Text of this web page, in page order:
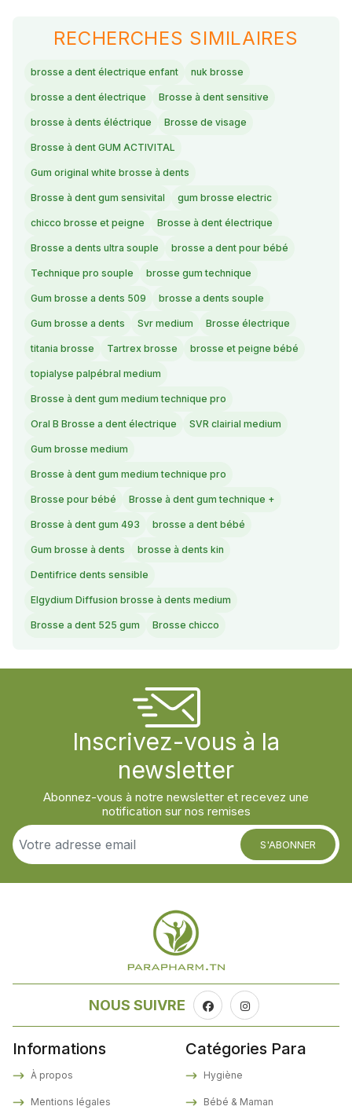
RECHERCHES SIMILAIRES
brosse a dent électrique enfant nuk brosse
brosse a dent électrique Brosse à dent sensitive
brosse à dents éléctrique Brosse de visage
Brosse à dent GUM ACTIVITAL
Gum original white brosse à dents
Brosse à dent gum sensivital gum brosse electric
chicco brosse et peigne Brosse à dent électrique
Brosse a dents ultra souple brosse a dent pour bébé
Technique pro souple brosse gum technique
Gum brosse a dents 509 brosse a dents souple
Gum brosse a dents Svr medium Brosse électrique
titania brosse Tartrex brosse brosse et peigne bébé
topialyse palpébral medium
Brosse à dent gum medium technique pro
Oral B Brosse a dent électrique SVR clairial medium
Gum brosse medium
Brosse à dent gum medium technique pro
Brosse pour bébé Brosse à dent gum technique +
Brosse à dent gum 493 brosse a dent bébé
Gum brosse à dents brosse à dents kin
Dentifrice dents sensible
Elgydium Diffusion brosse à dents medium
Brosse a dent 525 gum Brosse chicco
Inscrivez-vous à la
newsletter
Abonnez-vous à notre newsletter et recevez une
notification sur nos remises
S'ABONNER
NOUS SUIVRE
Informations
À propos
Mentions légales
Catégories Para
Hygiène
Bébé & Maman